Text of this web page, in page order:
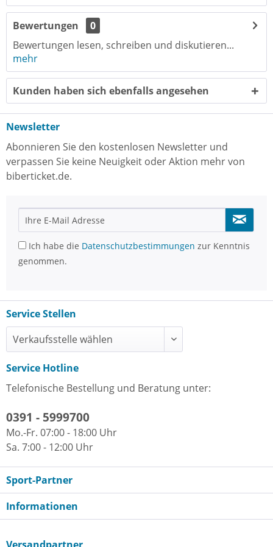
Bewertungen
0
Bewertungen lesen, schreiben und diskutieren...
mehr
Kunden haben sich ebenfalls angesehen
Newsletter
Abonnieren Sie den kostenlosen Newsletter und
verpassen Sie keine Neuigkeit oder Aktion mehr von
biberticket.de.
Ich habe die Datenschutzbestimmungen zur Kenntnis
genommen.
Service Stellen
Service Hotline
Telefonische Bestellung und Beratung unter:
0391 - 5999700
Mo.-Fr. 07:00 - 18:00 Uhr
Sa. 7:00 - 12:00 Uhr
Sport-Partner
Informationen